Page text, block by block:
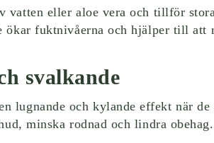
vatten eller aloe vera och tillför
ökar fuktnivåerna och hjälper till att
svalkande
lugnande och kylande effekt när
minska rodnad och lindra obehag.